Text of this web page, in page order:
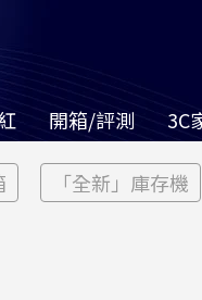
開箱/評測 3C
「全新」庫存機